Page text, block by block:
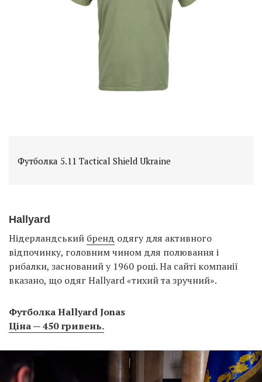
Футболка 5.11 Tactical Shield Ukraine
Hallyard
Нідерландський бренд одягу для активного
відпочинку, головним чином для полювання і
рибалки, заснований у 1960 році. На сайті компанії
вказано, що одяг Hallyard «тихий та зручний».
Футболка Hallyard Jonas
Ціна — 450 гривень.